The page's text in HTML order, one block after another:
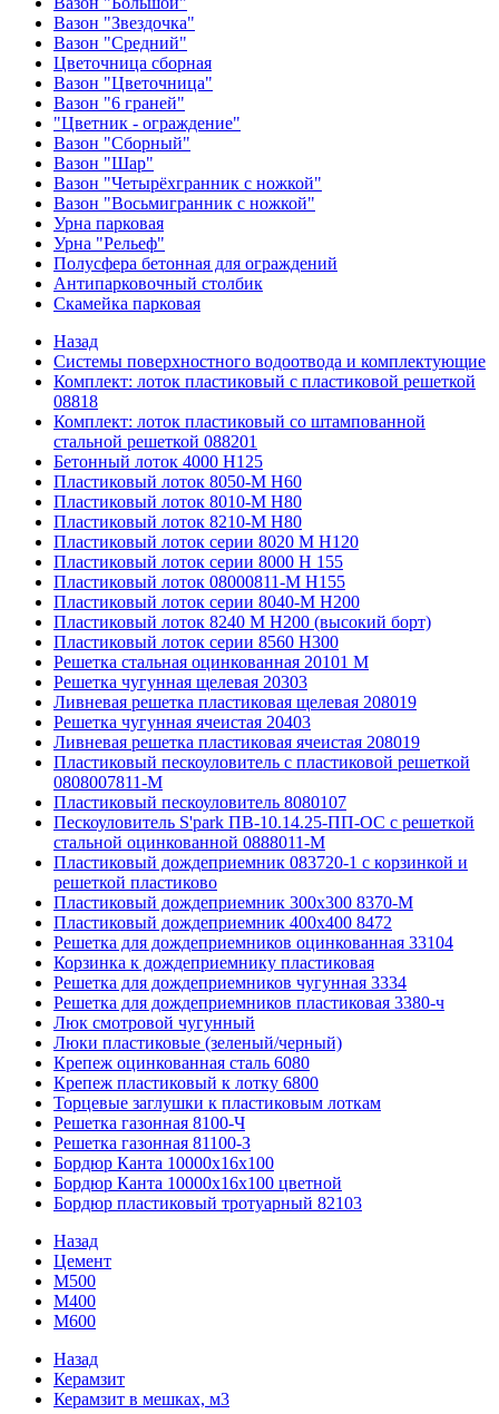
Вазон "Звездочка"
Вазон "Средний"
Цветочница сборная
Вазон "Цветочница"
Вазон "6 граней"
"Цветник - ограждение"
Вазон "Сборный"
Вазон "Шар"
Вазон "Четырёхгранник с ножкой"
Вазон "Восьмигранник с ножкой"
Урна парковая
Урна "Рельеф"
Полусфера бетонная для ограждений
Антипарковочный столбик
Скамейка парковая
Назад
Системы поверхностного водоотвода и комплектующие
Комплект: лоток пластиковый с пластиковой решеткой
08818
Комплект: лоток пластиковый со штампованной
стальной решеткой 088201
Бетонный лоток 4000 Н125
Пластиковый лоток 8050-М H60
Пластиковый лоток 8010-М H80
Пластиковый лоток 8210-М H80
Пластиковый лоток серии 8020 М H120
Пластиковый лоток серии 8000 Н 155
Пластиковый лоток 08000811-М H155
Пластиковый лоток серии 8040-М H200
Пластиковый лоток 8240 M H200 (высокий борт)
Пластиковый лоток серии 8560 Н300
Решетка стальная оцинкованная 20101 М
Решетка чугунная щелевая 20303
Ливневая решетка пластиковая щелевая 208019
Решетка чугунная ячеистая 20403
Ливневая решетка пластиковая ячеистая 208019
Пластиковый пескоуловитель с пластиковой решеткой
0808007811-М
Пластиковый пескоуловитель 8080107
Пескоуловитель S'park ПВ-10.14.25-ПП-ОС с решеткой
стальной оцинкованной 0888011-М
Пластиковый дождеприемник 083720-1 c корзинкой и
решеткой пластиково
Пластиковый дождеприемник 300x300 8370-М
Пластиковый дождеприемник 400x400 8472
Решетка для дождеприемников оцинкованная 33104
Корзинка к дождеприемнику пластиковая
Решетка для дождеприемников чугунная 3334
Решетка для дождеприемников пластиковая 3380-ч
Люк смотровой чугунный
Люки пластиковые (зеленый/черный)
Крепеж оцинкованная сталь 6080
Крепеж пластиковый к лотку 6800
Торцевые заглушки к пластиковым лоткам
Решетка газонная 8100-Ч
Решетка газонная 81100-З
Бордюр Канта 10000x16x100
Бордюр Канта 10000x16x100 цветной
Бордюр пластиковый тротуарный 82103
Назад
Цемент
М500
М400
М600
Назад
Керамзит
Керамзит в мешках, м3